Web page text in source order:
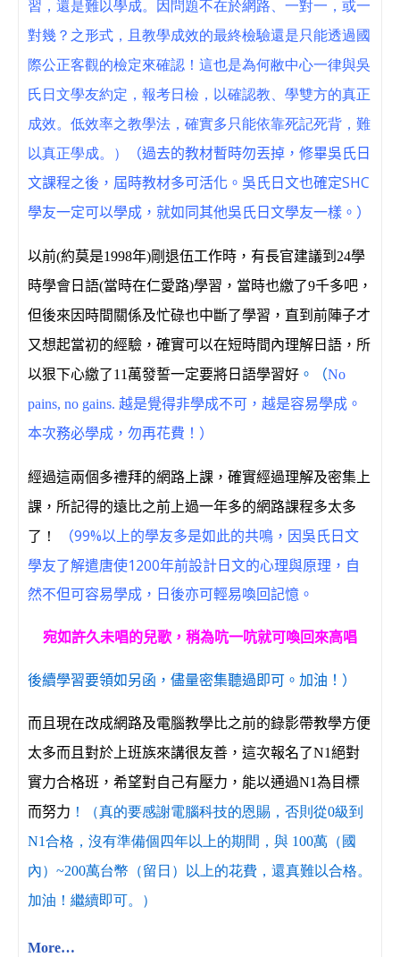
習，還是難以學成。因問題不在於網路、一對一，或一
對幾？之形式，且教學成效的最終檢驗還是只能透過國
際公正客觀的檢定來確認！這也是為何敝中心一律與吳
氏日文學友約定，報考日檢，以確認教、學雙方的真正
成效。低效率之教學法，確實多只能依靠死記死背，難
以真正學成。）
（過去的教材暫時勿丟掉，修畢吳氏日
文課程之後，屆時教材多可活化。吳氏日文也確定SHC
學友一定可以學成，就如同其他吳氏日文學友一樣。 ）
以前(約莫是1998年)剛退伍工作時，有長官建議到 24學
時學會日語(當時在仁愛路)學習，當時也繳了9千多吧，
但後來因時間關係及忙碌也中斷了學習，直到前陣子才
又想起當初的經驗，確實可以在短時間內理解日語，所
以狠下心繳了11 萬發誓一定要將日語學習好 。（No
pains, no gains. 越是覺得非學成不可，越是容易學成。
本次務必學成，勿再花費！）
經過這兩個多禮拜的網路上課，確實經過理解及密集上
課，所記得的遠比之前上過一年多的網路課程多太多
了 ！
（99%以上的學友多是如此的共鳴，因吳氏日文
學友了解遣唐使1200年前設計日文的心理與原理，自
然不但可容易學成，日後亦可輕易喚回記憶。
宛如許久未唱的兒歌，稍為吭一吭就可喚回來高唱
後續學習要領如另函，儘量密集聽過即可。加油！）
而且現在改成網路及電腦教學比之前的錄影帶教學方便
太多而且對於上班族來講很友善，這次報名了N1絕對
實力合格班，希望對自己有壓力，能以通過N1為目標
而努力 ！（真的要感謝電腦科技的恩賜，否則從0級到
N1合格，沒有準備個四年以上的期間，與 100萬（國
內）~200萬台幣（留日）以上的花費，還真難以合格。
加油！繼續即可。）
More…